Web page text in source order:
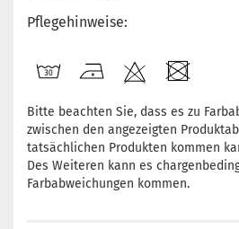
Pflegehinweise:
Bitte beachten Sie, dass es zu
zwischen den angezeigten
tatsächlichen Produkten kommen
Des Weiteren kann es
Farbabweichungen kommen.